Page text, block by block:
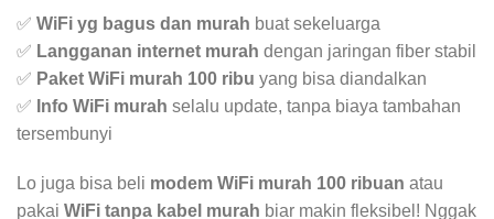
✅ WiFi yg bagus dan murah buat sekeluarga
✅ Langganan internet murah dengan jaringan fiber stabil
✅ Paket WiFi murah 100 ribu yang bisa diandalkan
✅ Info WiFi murah selalu update, tanpa biaya tambahan
tersembunyi
Lo juga bisa beli modem WiFi murah 100 ribuan atau
pakai WiFi tanpa kabel murah biar makin fleksibel! Nggak